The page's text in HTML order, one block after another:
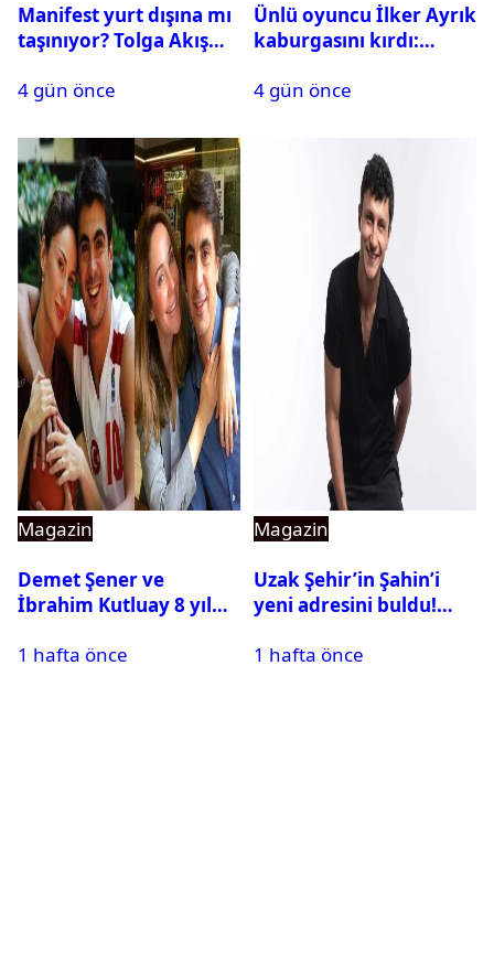
Manifest yurt dışına mı
taşınıyor? Tolga Akış
4 gün önce
Ünlü oyuncu İlker Ayrık
kaburgasını kırdı:
4 gün önce
Magazin
Demet Şener ve
İbrahim Kutluay 8 yıl
Ailece Yunanistan
1 hafta önce
Magazin
Uzak Şehir’in Şahin’i
yeni adresini buldu!
rekortmeni dizide
1 hafta önce